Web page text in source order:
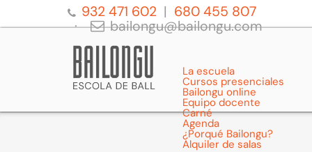
932 471 602
680 455 807
bailongu@bailongu.com
La escuela
Cursos presenciales
Bailongu online
Equipo docente
Carné
Agenda
¿Porqué Bailongu?
Alquiler de salas